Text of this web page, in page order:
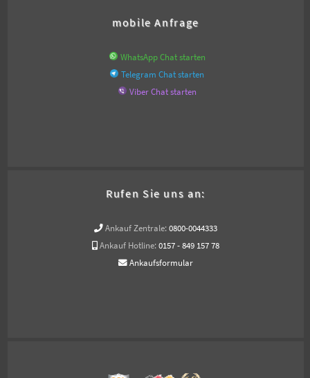
mobile Anfrage
WhatsApp Chat starten
Telegram Chat starten
Viber Chat starten
Rufen Sie uns an:
Ankauf Zentrale: 0800-0044333
Ankauf Hotline: 0157 - 849 157 78
Ankaufsformular